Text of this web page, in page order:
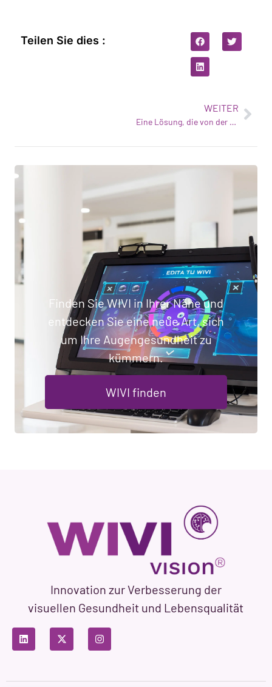
Teilen Sie dies :
WEITER
Eine Lösung, die von der wissenschaftlichen und technologischen Gemeinschaft unterstützt wird
Finden Sie WIVI in Ihrer Nähe und
entdecken Sie eine neue Art, sich
um Ihre Augengesundheit zu
kümmern.
WIVI finden
Innovation zur Verbesserung der
visuellen Gesundheit und Lebensqualität